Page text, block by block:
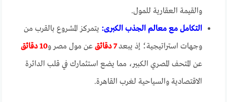
والقيمة العقارية للمول.
التكامل مع معالم الجذب الكبرى: يتمركز المشروع بالقرب من
وجهات استراتيجية؛ إذ يبعد7 دقائق عن مول مصر و10 دقائق
عن المتحف المصري الكبير، مما يضع استثمارك في قلب الدائرة
الاقتصادية والسياحية لغرب القاهرة.